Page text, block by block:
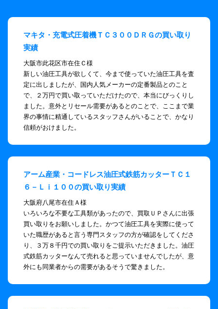
マキタ・充電式圧着機ＴＣ３００ＤＲＧの買い取り
実績
大阪市此花区市在住Ｃ様
新しい油圧工具が欲しくて、今まで使っていた油圧工具を査
定に出しましたが、国内人気メーカーの定番製品とのこと
で、２万円で買い取っていただけたので、本当にびっくりし
ました。意外とリセール需要があるとのことで、ここまで業
界の事情に精通しているスタッフさんがいることで、かなり
信頼がおけました。
アーム産業・コードレス油圧式鉄筋カッターＴＣ１
６－Ｌｉ１００の買い取り実績
大阪府八尾市在住Ａ様
いろいろな不要な工具類があったので、買取ＵＰさんに出張
買い取りをお願いしました。かつて油圧工具を実際に使って
いた職歴があると言う専門スタッフの方が確認をしてくださ
り、３万８千円での買い取りをご提示いただきました。油圧
式鉄筋カッターなんて売れると思っていませんでしたが、意
外にも同業者からの需要があるそうで驚きました。